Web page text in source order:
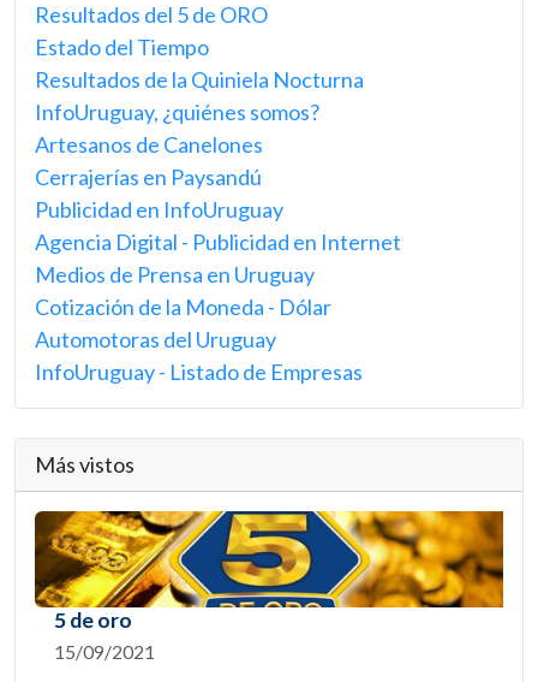
Resultados del 5 de ORO
Estado del Tiempo
Resultados de la Quiniela Nocturna
InfoUruguay, ¿quiénes somos?
Artesanos de Canelones
Cerrajerías en Paysandú
Publicidad en InfoUruguay
Agencia Digital - Publicidad en Internet
Medios de Prensa en Uruguay
Cotización de la Moneda - Dólar
Automotoras del Uruguay
InfoUruguay - Listado de Empresas
Más vistos
5 de oro
15/09/2021